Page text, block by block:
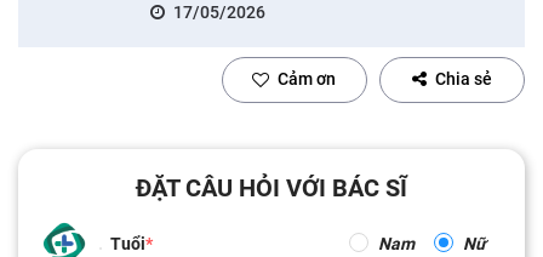
17/05/2026
Cảm ơn Chia sẻ
ĐẶT CÂU HỎI VỚI BÁC SĨ
Tuổi Nam Nữ